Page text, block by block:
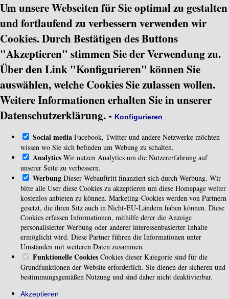
Um unsere Webseiten für Sie optimal zu gestalten
und fortlaufend zu verbessern verwenden wir
Cookies. Durch Bestätigen des Buttons
"Akzeptieren" stimmen Sie der Verwendung zu.
Über den Link "Konfigurieren" können Sie
auswählen, welche Cookies Sie zulassen wollen.
Weitere Informationen erhalten Sie in unserer
Datenschutzerklärung. - Konfigurieren
Social media Facebook, Twitter und andere Netzwerke möchten
wissen wo Sie sich befinden um Webung zu schalten.
Analytics Wir nutzen Analytics um die Nutzererfahrung auf
unserer Seite zu verbessern.
Werbung Dieser Webauftritt finanziert sich durch Werbung. Wir
bitte alle User diese Cookies zu akzeptieren um diese Homepage weiter
kostenlos anbieten zu können. Marketing-Cookies werden von Partnern
gesetzt, die ihren Sitz auch in Nicht-EU-Ländern haben können. Diese
Cookies erfassen Informationen, mithilfe derer die Anzeige
personalisierter Werbung oder anderer interessenbasierter Inhalte
ermöglicht wird. Diese Partner führen die Informationen unter
Umständen mit weiteren Daten zusammen.
Funktionelle Cookies Cookies dieser Kategorie sind für die
Grundfunktionen der Website erforderlich. Sie dienen der sicheren und
bestimmungsgemäßen Nutzung und sind daher nicht deaktivierbar.
Akzeptieren